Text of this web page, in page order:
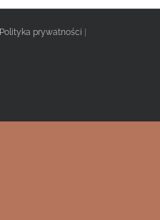
Polityka prywatności